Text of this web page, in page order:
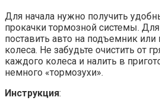
Для начала нужно получить
прокачки тормозной системы.
поставить авто на подъемник или
колеса. Не забудьте очистить от
каждого колеса и налить в
немного «тормозухи».
Инструкция: